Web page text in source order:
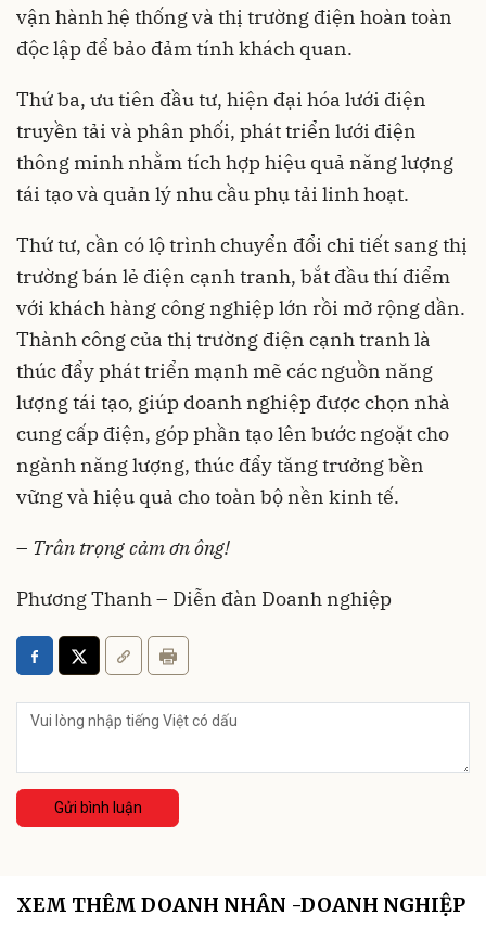
vận hành hệ thống và thị trường điện hoàn toàn
độc lập để bảo đảm tính khách quan.
Thứ ba, ưu tiên đầu tư, hiện đại hóa lưới điện
truyền tải và phân phối, phát triển lưới điện
thông minh nhằm tích hợp hiệu quả năng lượng
tái tạo và quản lý nhu cầu phụ tải linh hoạt.
Thứ tư, cần có lộ trình chuyển đổi chi tiết sang thị
trường bán lẻ điện cạnh tranh, bắt đầu thí điểm
với khách hàng công nghiệp lớn rồi mở rộng dần.
Thành công của thị trường điện cạnh tranh là
thúc đẩy phát triển mạnh mẽ các nguồn năng
lượng tái tạo, giúp doanh nghiệp được chọn nhà
cung cấp điện, góp phần tạo lên bước ngoặt cho
ngành năng lượng, thúc đẩy tăng trưởng bền
vững và hiệu quả cho toàn bộ nền kinh tế.
– Trân trọng cảm ơn ông!
Phương Thanh – Diễn đàn Doanh nghiệp
Gửi bình luận
XEM THÊM DOANH NHÂN -DOANH NGHIỆP